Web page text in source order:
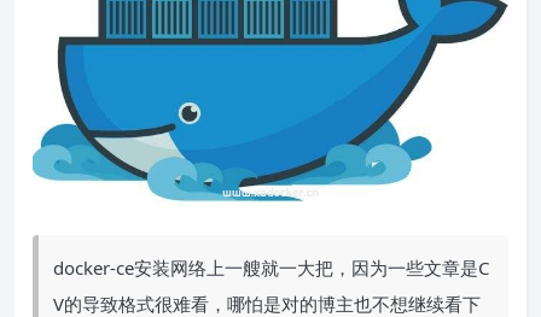
docker-ce安装网络上一艘就一大把，因为一些文章是C
V的导致格式很难看，哪怕是对的博主也不想继续看下